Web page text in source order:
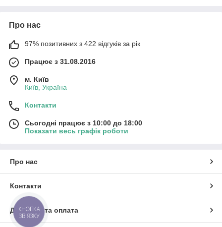
Про нас
97% позитивних з 422 відгуків за рік
Працює з 31.08.2016
м. Київ
Київ, Україна
Контакти
Сьогодні працює з 10:00 до 18:00
Показати весь графік роботи
Про нас
Контакти
Доставка та оплата
КНОПКА
ЗВ'ЯЗКУ